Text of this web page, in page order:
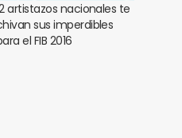
artistazos nacionales te
sus imperdibles
el FIB 2016